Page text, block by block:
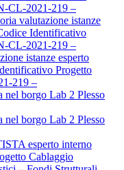
CL-2021-219 –
valutazione istanze
Identificativo
CL-2021-219 –
istanze esperto
Progetto
219 –
nel borgo Lab 2 Plesso
nel borgo Lab 2 Plesso
esperto interno
Cablaggio